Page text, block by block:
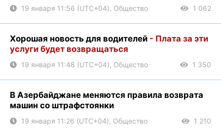
19 января 11:56 (UTC+04), Общество 1 062
Хорошая новость для водителей - Плата за эти
услуги будет возвращаться
19 января 11:48 (UTC+04), Общество 1 350
В Азербайджане меняются правила возврата
машин со штрафстоянки
19 января 11:26 (UTC+04), Общество 1 210